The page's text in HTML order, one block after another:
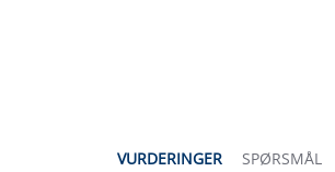
VURDERINGER
SPØRSMÅL